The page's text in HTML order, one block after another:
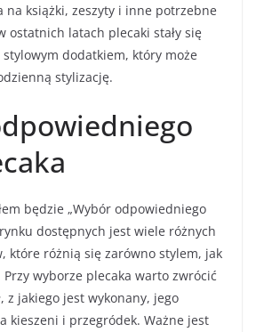
na książki, zeszyty i inne potrzebne
ostatnich latach plecaki stały się
dodatkiem, który może
stylizację.
będzie „Wybór odpowiedniego
dostępnych jest wiele różnych
które różnią się zarówno stylem, jak
wyborze plecaka warto zwrócić
z jakiego jest wykonany, jego
kieszeni i przegródek. Ważne jest